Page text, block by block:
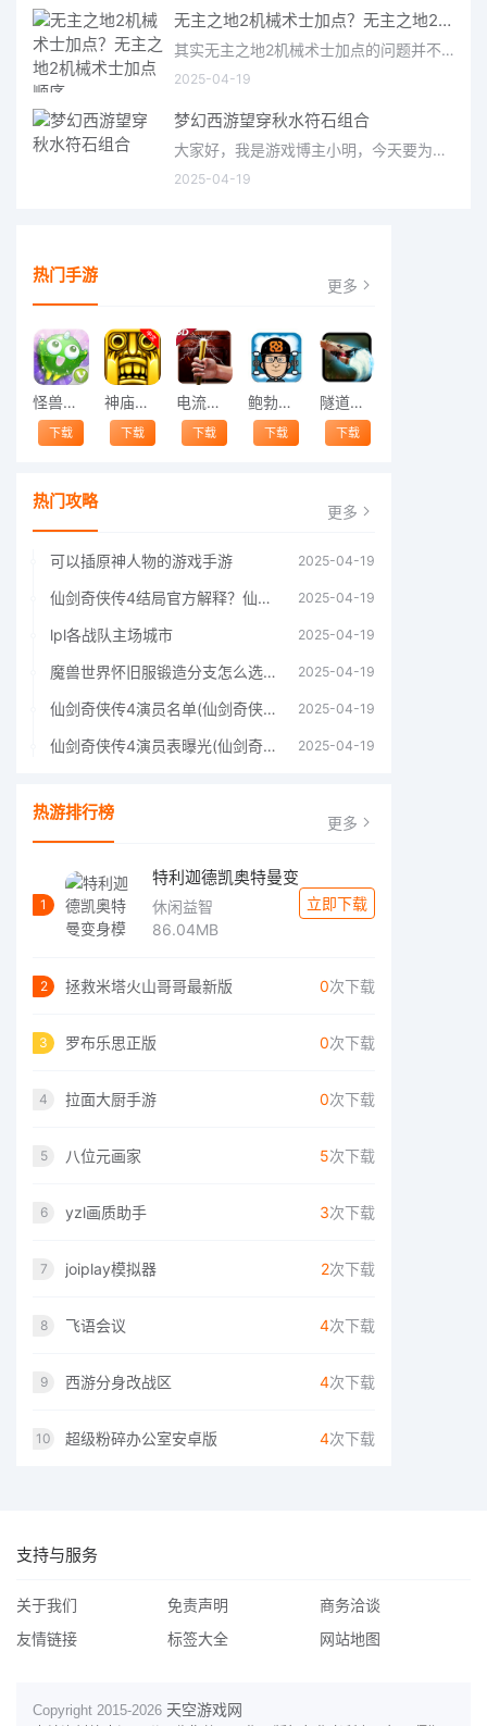
无主之地2机械术士加点？无主之地2机械术士加点顺序
其实无主之地2机械术士加点的问题并不复杂，但是又很多的朋友都不太了解无主之地2机械术士加点顺序，因此呢，今天
2025-04-19
梦幻西游望穿秋水符石组合
大家好，我是游戏博主小明，今天要为大家介绍的是梦幻西游中备受关注的望穿秋水符石组合。这个组合在游戏中被称
2025-04-19
热门手游 更多
怪兽跳跃
下载
神庙逃亡中文版
下载
电流急急棒
下载
鲍勃的梦境
下载
隧道逃脱
下载
热门攻略 更多
可以插原神人物的游戏手游 2025-04-19
仙剑奇侠传4结局官方解释？仙剑四结局深度解析 2025-04-19
lpl各战队主场城市 2025-04-19
魔兽世界怀旧服锻造分支怎么选择60年代分支选择推荐 2025-04-19
仙剑奇侠传4演员名单(仙剑奇侠传4四大主角) 2025-04-19
仙剑奇侠传4演员表曝光(仙剑奇侠传4人物详细信息) 2025-04-19
热游排行榜 更多
1
特利迦德凯奥特曼变
休闲益智
86.04MB
立即下载
2 拯救米塔火山哥哥最新版 0次下载
3 罗布乐思正版 0次下载
4 拉面大厨手游 0次下载
5 八位元画家 5次下载
6 yzl画质助手 3次下载
7 joiplay模拟器 2次下载
8 飞语会议 4次下载
9 西游分身改战区 4次下载
10 超级粉碎办公室安卓版 4次下载
支持与服务
关于我们 免责声明
商务洽谈
友情链接
标签大全 网站地图
Copyright 2015-2026 天空游戏网